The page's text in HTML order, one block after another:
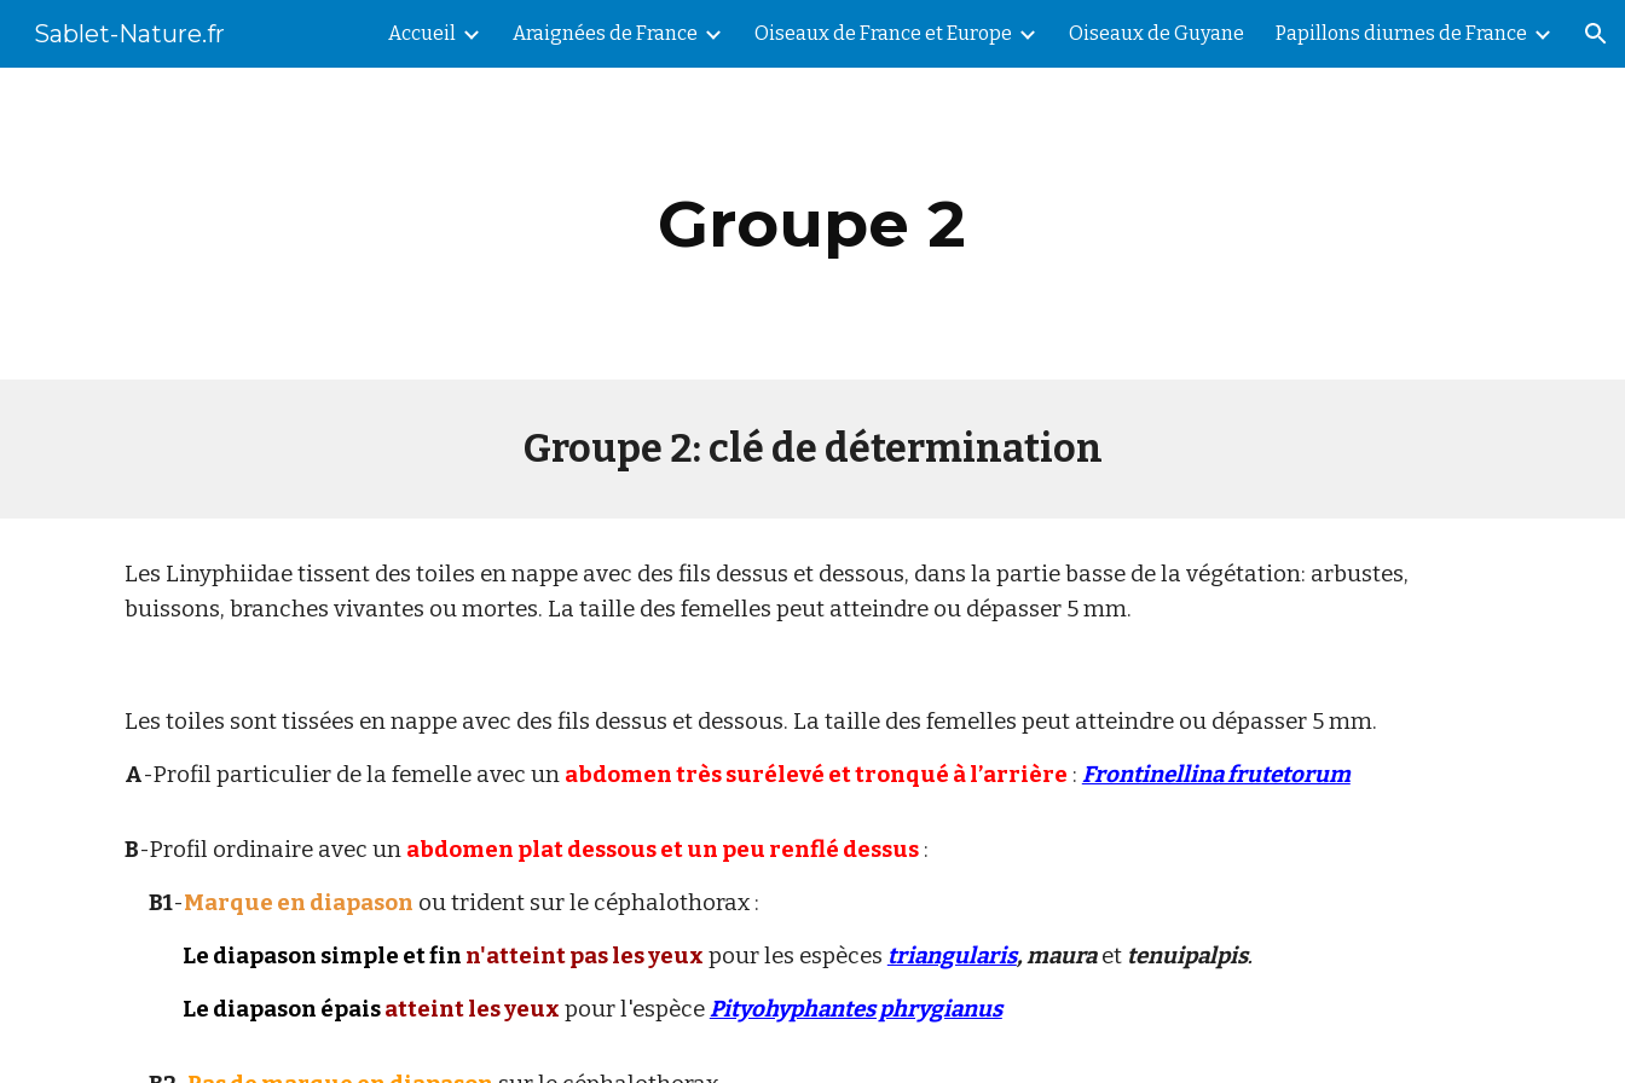
Skip to main content Skip to navigation
Sablet-Nature.fr Accueil Araignées de France Oiseaux de France et Europe Oiseaux de Guyane Papillons diurnes de France
Groupe 2
Groupe 2: clé de détermination
Les Linyphiidae tissent des toiles en nappe avec des fils dessus et dessous, dans la partie basse de la végétation: arbustes,
buissons, branches vivantes ou mortes. La taille des femelles peut atteindre ou dépasser 5 mm.
Les toiles sont tissées en nappe avec des fils dessus et dessous. La taille des femelles peut atteindre ou dépasser 5 mm.
A-Profil particulier de la femelle avec un abdomen très surélevé et tronqué à l’arrière : Frontinellina frutetorum
B-Profil ordinaire avec un abdomen plat dessous et un peu renflé dessus:
B1-Marque en diapason ou trident sur le céphalothorax :
Le diapason simple et fin n'atteint pas les yeux pour les espèces triangularis, mauraet tenuipalpis.
Le diapason épaisatteint les yeux pour l'espècePityohyphantes phrygianus